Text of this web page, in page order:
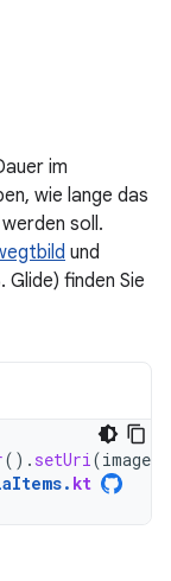
im
wie lange das
soll.
und
Glide) finden Sie
(). setUri(
. kt